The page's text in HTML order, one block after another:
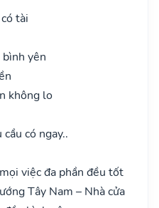
tài
yên
không lo
có ngay..
việc đa phần đều tốt
Tây Nam – Nhà cửa